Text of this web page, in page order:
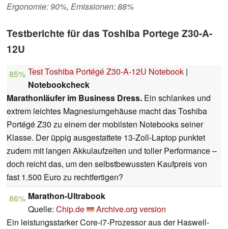
Ergonomie: 90%, Emissionen: 88%
Testberichte für das Toshiba Portege Z30-A-
12U
85% Test Toshiba Portégé Z30-A-12U Notebook |
Notebookcheck
Marathonläufer im Business Dress. Ein schlankes und
extrem leichtes Magnesiumgehäuse macht das Toshiba
Portégé Z30 zu einem der mobilsten Notebooks seiner
Klasse. Der üppig ausgestattete 13-Zoll-Laptop punktet
zudem mit langen Akkulaufzeiten und toller Performance –
doch reicht das, um den selbstbewussten Kaufpreis von
fast 1.500 Euro zu rechtfertigen?
86% Marathon-Ultrabook
Quelle: Chip.de
Archive.org version
Ein leistungsstarker Core-i7-Prozessor aus der Haswell-